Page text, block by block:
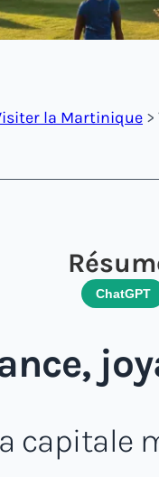
la Martinique
ChatGPT
capitale